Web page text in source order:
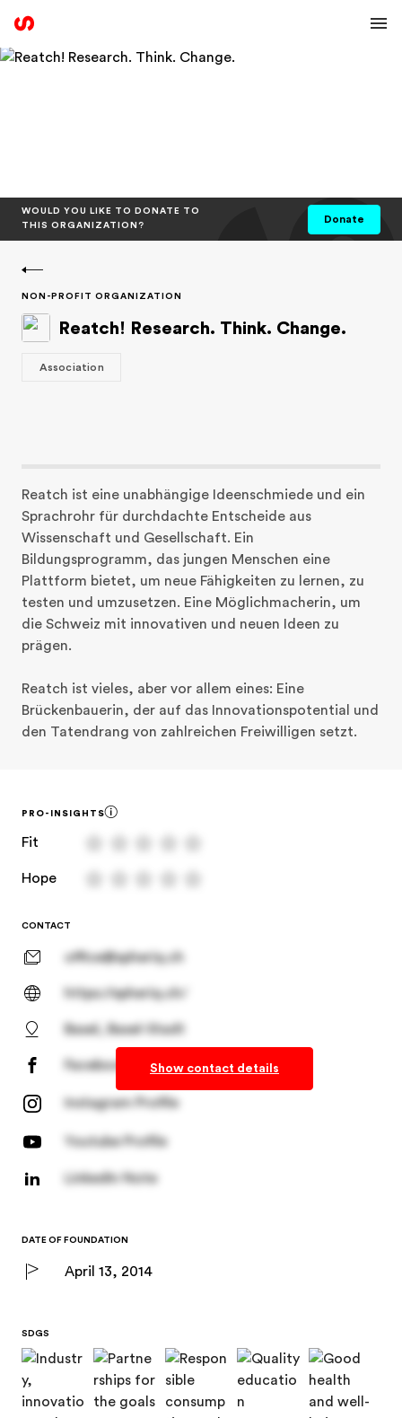
WOULD YOU LIKE TO DONATE TO
THIS ORGANIZATION?
Donate
NON-PROFIT ORGANIZATION
Reatch! Research. Think. Change.
Association
Reatch ist eine unabhängige Ideenschmiede und ein
Sprachrohr für durchdachte Entscheide aus
Wissenschaft und Gesellschaft. Ein
Bildungsprogramm, das jungen Menschen eine
Plattform bietet, um neue Fähigkeiten zu lernen, zu
testen und umzusetzen. Eine Möglichmacherin, um
die Schweiz mit innovativen und neuen Ideen zu
prägen.
Reatch ist vieles, aber vor allem eines: Eine
Brückenbauerin, der auf das Innovationspotential und
den Tatendrang von zahlreichen Freiwilligen setzt.
PRO-INSIGHTS
Fit
Hope
CONTACT
office@spheriq.ch
https://spheriq.ch/
Basel, Basel-Stadt
Facebook Profile
Instagram Profile
Youtube Profile
LinkedIn Note
Show contact details
DATE OF FOUNDATION
April 13, 2014
SDGS